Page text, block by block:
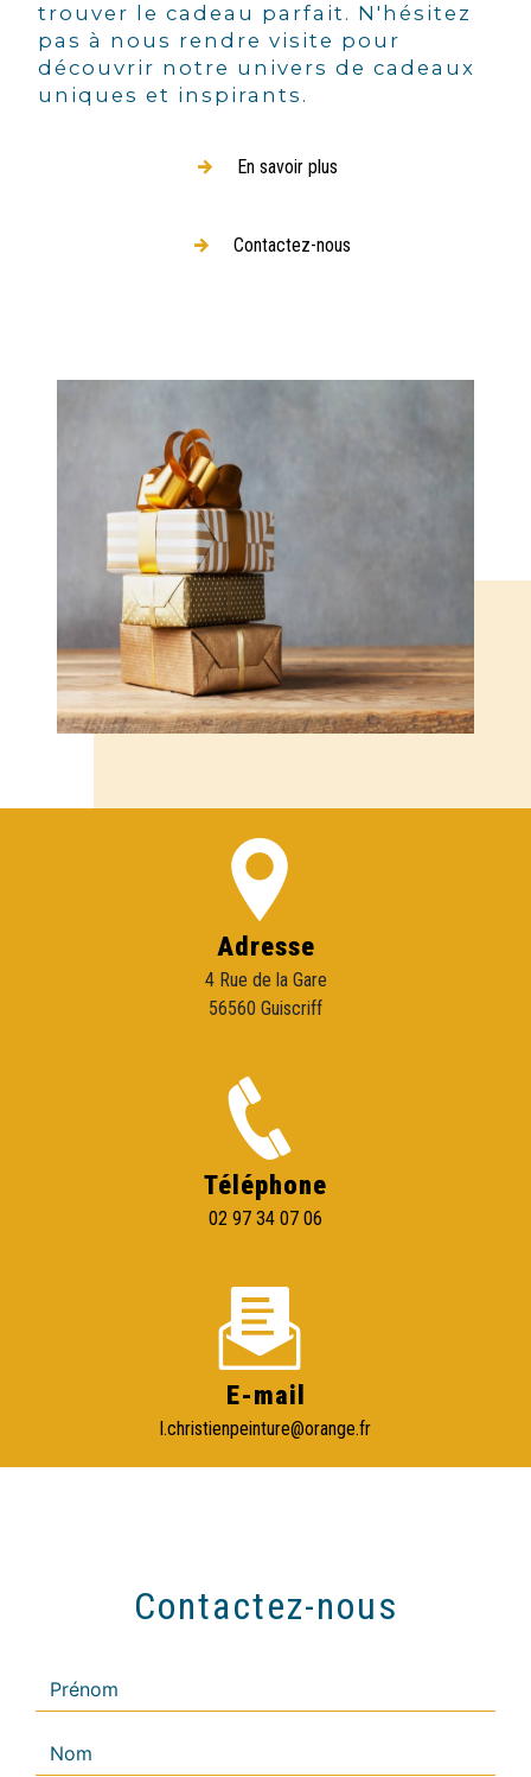
trouver le cadeau parfait. N'hésitez
pas à nous rendre visite pour
découvrir notre univers de cadeaux
uniques et inspirants.
En savoir plus
Contactez-nous
Adresse
4 Rue de la Gare
56560 Guiscriff
Téléphone
02 97 34 07 06
E-mail
l.christienpeinture@orange.fr
Contactez-nous